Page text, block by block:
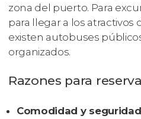
zona del puerto. Para
para llegar a los atractivos
existen autobuses
organizados.
Razones para
Comodidad y